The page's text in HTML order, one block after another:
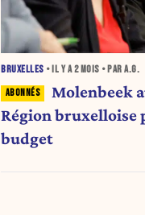
BRUXELLES • IL Y A2 MOIS • PAR A.G.
Molenbeek
Région bruxelloise
budget